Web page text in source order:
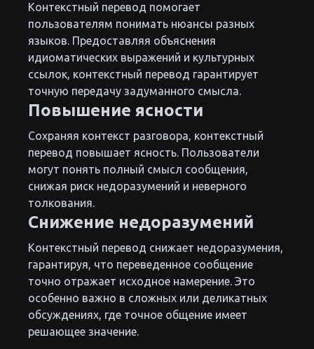
Контекстный перевод помогает
пользователям понимать нюансы разных
языков. Предоставляя объяснения
идиоматических выражений и культурных
ссылок, контекстный перевод гарантирует
точную передачу задуманного смысла.
Повышение ясности
Сохраняя контекст разговора, контекстный
перевод повышает ясность. Пользователи
могут понять полный смысл сообщения,
снижая риск недоразумений и неверного
толкования.
Снижение недоразумений
Контекстный перевод снижает недоразумения,
гарантируя, что переведенное сообщение
точно отражает исходное намерение. Это
особенно важно в сложных или деликатных
обсуждениях, где точное общение имеет
решающее значение.